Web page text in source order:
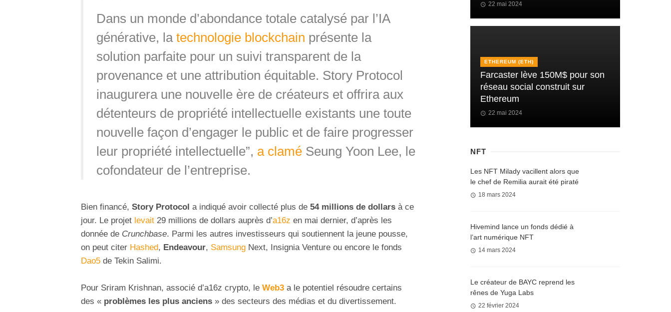
Dans un monde d’abondance totale catalysé par l’IA
générative, la technologie blockchain présente la
solution parfaite pour un suivi transparent de la
provenance et une attribution équitable. Story Protocol
inaugurera une nouvelle ère de créateurs et offrira aux
détenteurs de propriété intellectuelle existants une toute
nouvelle façon d’engager le public et de faire progresser
leur propriété intellectuelle”, a claméSeung Yoon Lee, le
cofondateur de l’entreprise.
Bien financé, Story Protocol a indiqué avoir collecté plus de 54 millions de dollars à ce
jour. Le projet levait 29 millions de dollars auprès d’a16z en mai dernier, d’après les
donnée de Crunchbase. Parmi les autres investisseurs qui soutiennent la jeune pousse,
on peut citer Hashed, Endeavour, Samsung Next, Insignia Venture ou encore le fonds
Dao5 de Tekin Salimi.
Pour Sriram Krishnan, associé d’a16z crypto, le Web3 a le potentiel résoudre certains
des « problèmes les plus anciens » des secteurs des médias et du divertissement.
22 mai 2024
ETHEREUM (ETH)
Farcaster lève 150M$ pour son
réseau social construit sur
Ethereum
22 mai 2024
NFT
Les NFT Milady vacillent alors que
le chef de Remilia aurait été piraté
18 mars 2024
Hivemind lance un fonds dédié à
l’art numérique NFT
14 mars 2024
Le créateur de BAYC reprend les
rênes de Yuga Labs
22 février 2024